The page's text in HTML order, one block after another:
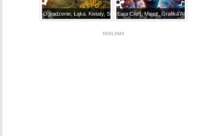
Ogrodzenie, Łąka, Kwiaty, Słoneczniki, Drzewa, AI, Mgła,
Lara Croft, Miecz, Grafika AI, Walka
REKLAMA